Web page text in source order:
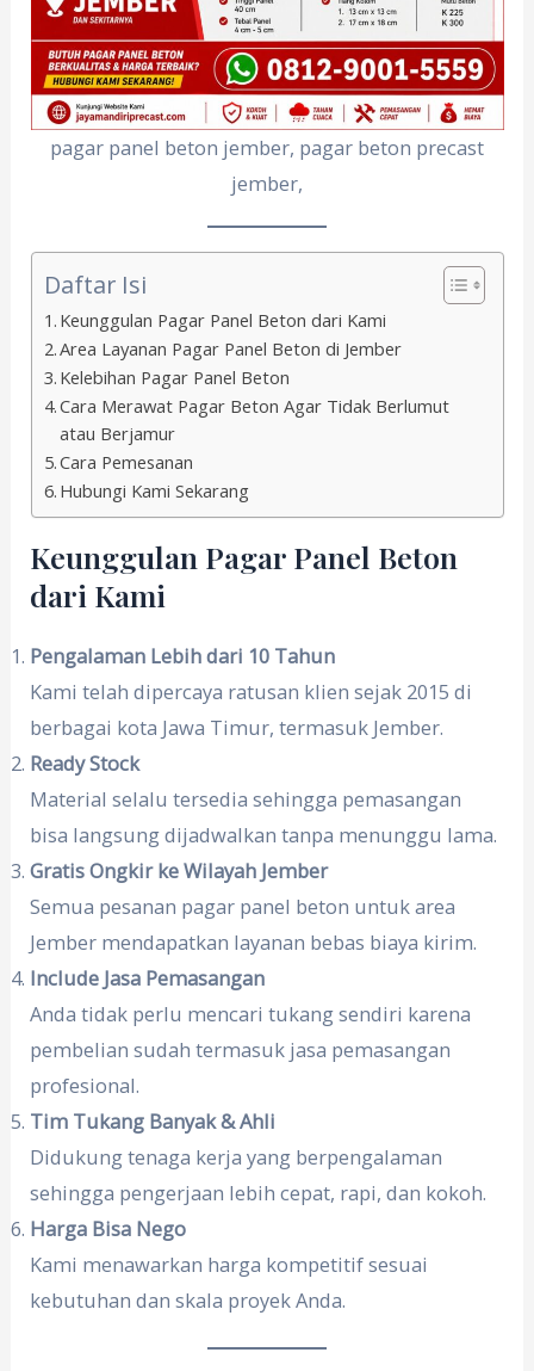
pagar panel beton jember, pagar beton precast
jember,
Daftar Isi
Keunggulan Pagar Panel Beton dari Kami
Area Layanan Pagar Panel Beton di Jember
Kelebihan Pagar Panel Beton
Cara Merawat Pagar Beton Agar Tidak Berlumut
atau Berjamur
Cara Pemesanan
Hubungi Kami Sekarang
Keunggulan Pagar Panel Beton
dari Kami
Pengalaman Lebih dari 10 Tahun
Kami telah dipercaya ratusan klien sejak 2015 di
berbagai kota Jawa Timur, termasuk Jember.
Ready Stock
Material selalu tersedia sehingga pemasangan
bisa langsung dijadwalkan tanpa menunggu lama.
Gratis Ongkir ke Wilayah Jember
Semua pesanan pagar panel beton untuk area
Jember mendapatkan layanan bebas biaya kirim.
Include Jasa Pemasangan
Anda tidak perlu mencari tukang sendiri karena
pembelian sudah termasuk jasa pemasangan
profesional.
Tim Tukang Banyak & Ahli
Didukung tenaga kerja yang berpengalaman
sehingga pengerjaan lebih cepat, rapi, dan kokoh.
Harga Bisa Nego
Kami menawarkan harga kompetitif sesuai
kebutuhan dan skala proyek Anda.